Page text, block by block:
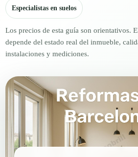
Especialistas en suelos
Los precios de esta guía son orientativos.
depende del estado real del inmueble,
instalaciones y mediciones.